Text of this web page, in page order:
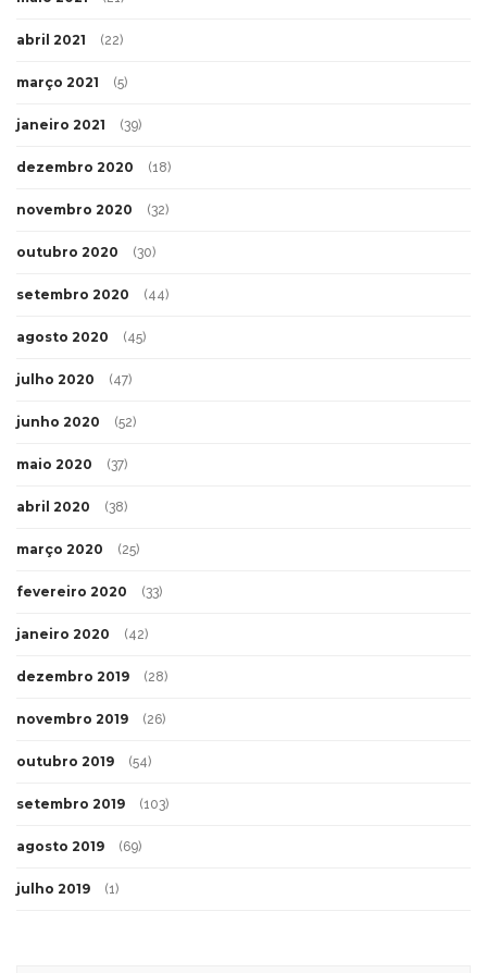
abril 2021 (22)
março 2021 (5)
janeiro 2021 (39)
dezembro 2020 (18)
novembro 2020 (32)
outubro 2020 (30)
setembro 2020 (44)
agosto 2020 (45)
julho 2020 (47)
junho 2020 (52)
maio 2020 (37)
abril 2020 (38)
março 2020 (25)
fevereiro 2020 (33)
janeiro 2020 (42)
dezembro 2019 (28)
novembro 2019 (26)
outubro 2019 (54)
setembro 2019 (103)
agosto 2019 (69)
julho 2019 (1)